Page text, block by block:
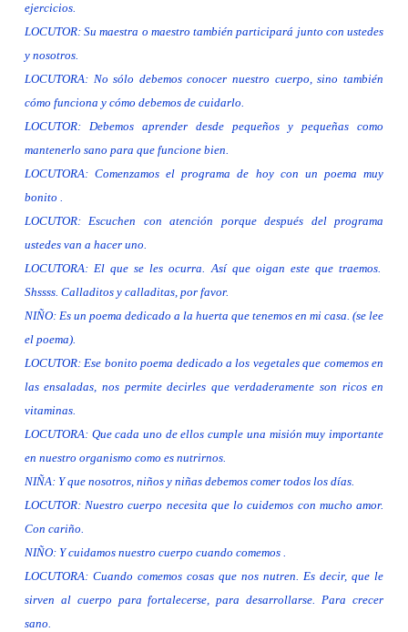
ejercicios.
LOCUTOR: Su maestra o maestro también participará junto con ustedes
y nosotros.
LOCUTORA: No sólo debemos conocer nuestro cuerpo, sino también
cómo funciona y cómo debemos de cuidarlo.
LOCUTOR: Debemos aprender desde pequeños y pequeñas como
mantenerlo sano para que funcione bien.
LOCUTORA: Comenzamos el programa de hoy con un poema muy
bonito .
LOCUTOR: Escuchen con atención porque después del programa
ustedes van a hacer uno.
LOCUTORA: El que se les ocurra. Así que oigan este que traemos.
Shssss. Calladitos y calladitas, por favor.
NIÑO: Es un poema dedicado a la huerta que tenemos en mi casa. (se lee
el poema).
LOCUTOR: Ese bonito poema dedicado a los vegetales que comemos en
las ensaladas, nos permite decirles que verdaderamente son ricos en
vitaminas.
LOCUTORA: Que cada uno de ellos cumple una misión muy importante
en nuestro organismo como es nutrirnos.
NIÑA: Y que nosotros, niños y niñas debemos comer todos los días.
LOCUTOR: Nuestro cuerpo necesita que lo cuidemos con mucho amor.
Con cariño.
NIÑO: Y cuidamos nuestro cuerpo cuando comemos .
LOCUTORA: Cuando comemos cosas que nos nutren. Es decir, que le
sirven al cuerpo para fortalecerse, para desarrollarse. Para crecer
sano.